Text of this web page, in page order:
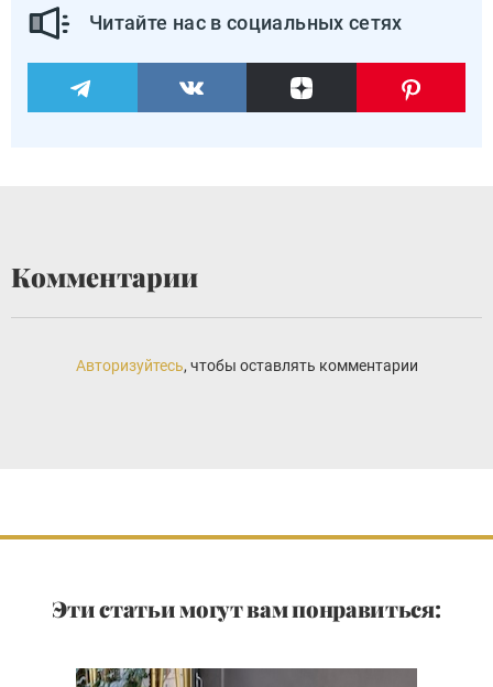
Читайте нас в социальных сетях
Комментарии
Авторизуйтесь, чтобы оставлять комментарии
Эти статьи могут вам понравиться: